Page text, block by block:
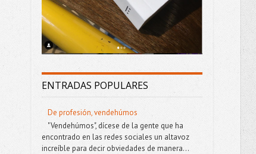
ENTRADAS POPULARES
De profesión, vendehúmos
"Vendehúmos", dícese de la gente que ha
encontrado en las redes sociales un altavoz
increíble para decir obviedades de manera...